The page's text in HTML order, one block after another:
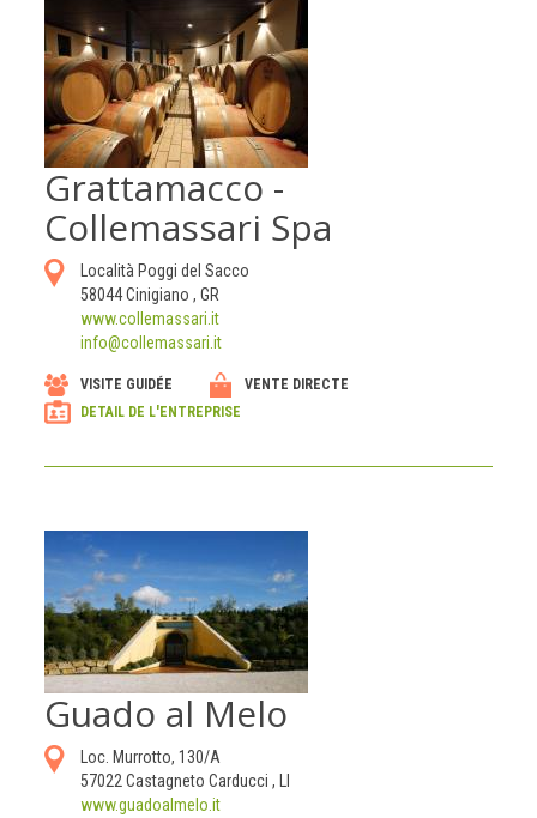
Grattamacco -
Collemassari Spa
Località Poggi del Sacco
58044 Cinigiano,GR
www.collemassari.it
info@collemassari.it
VISITE GUIDÉE
VENTE DIRECTE
DETAIL DE L'ENTREPRISE
Guado al Melo
Loc. Murrotto, 130/A
57022 Castagneto Carducci, LI
www.guadoalmelo.it